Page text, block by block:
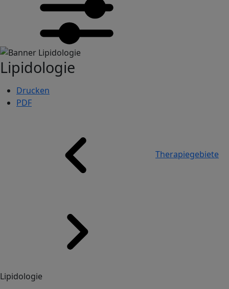
Image
Lipidologie
Drucken
PDF
Therapiegebiete
Lipidologie